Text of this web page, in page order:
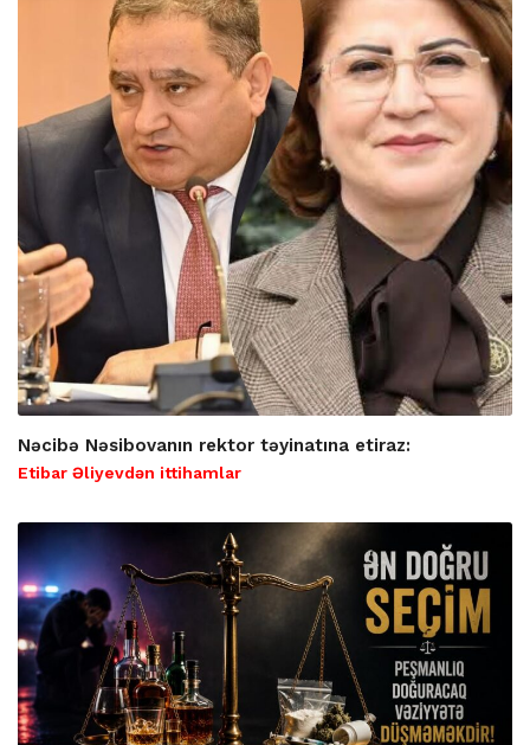
Nəcibə Nəsibovanın rektor təyinatına etiraz:
Etibar Əliyevdən ittihamlar